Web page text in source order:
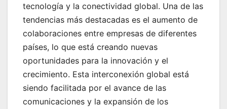
tecnología y la conectividad global. Una de las
tendencias más destacadas es el aumento de
colaboraciones entre empresas de diferentes
países, lo que está creando nuevas
oportunidades para la innovación y el
crecimiento. Esta interconexión global está
siendo facilitada por el avance de las
comunicaciones y la expansión de los